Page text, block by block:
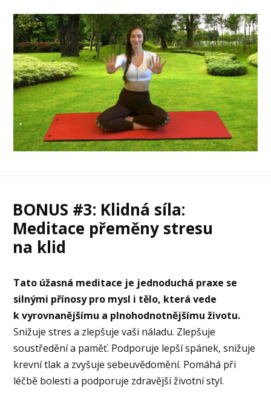
BONUS #3: Klidná síla:
Meditace přeměny stresu
na klid
Tato úžasná meditace je jednoduchá praxe se
silnými přínosy pro mysl i tělo, která vede
k vyrovnanějšímu a plnohodnotnějšímu životu.
Snižuje stres a zlepšuje vaši náladu. Zlepšuje
soustředění a paměť. Podporuje lepší spánek, snižuje
krevní tlak a zvyšuje sebeuvědomění. Pomáhá při
léčbě bolesti a podporuje zdravější životní styl.